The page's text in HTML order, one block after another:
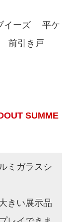
イーズ 平ケ
前引き戸
SUMME
ミガラスシ
きい展示品